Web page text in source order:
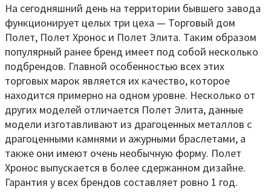
На сегодняшний день на территории бывшего завода
функционирует целых три цеха — Торговый дом
Полет, Полет Хронос и Полет Элита. Таким образом
популярный ранее бренд имеет под собой несколько
подбрендов. Главной особенностью всех этих
торговых марок является их качество, которое
находится примерно на одном уровне. Несколько от
других моделей отличается Полет Элита, данные
модели изготавливают из драгоценных металлов с
драгоценными камнями и ажурными браслетами, а
также они имеют очень необычную форму. Полет
Хронос выпускается в более сдержанном дизайне.
Гарантия у всех брендов составляет ровно 1 год.